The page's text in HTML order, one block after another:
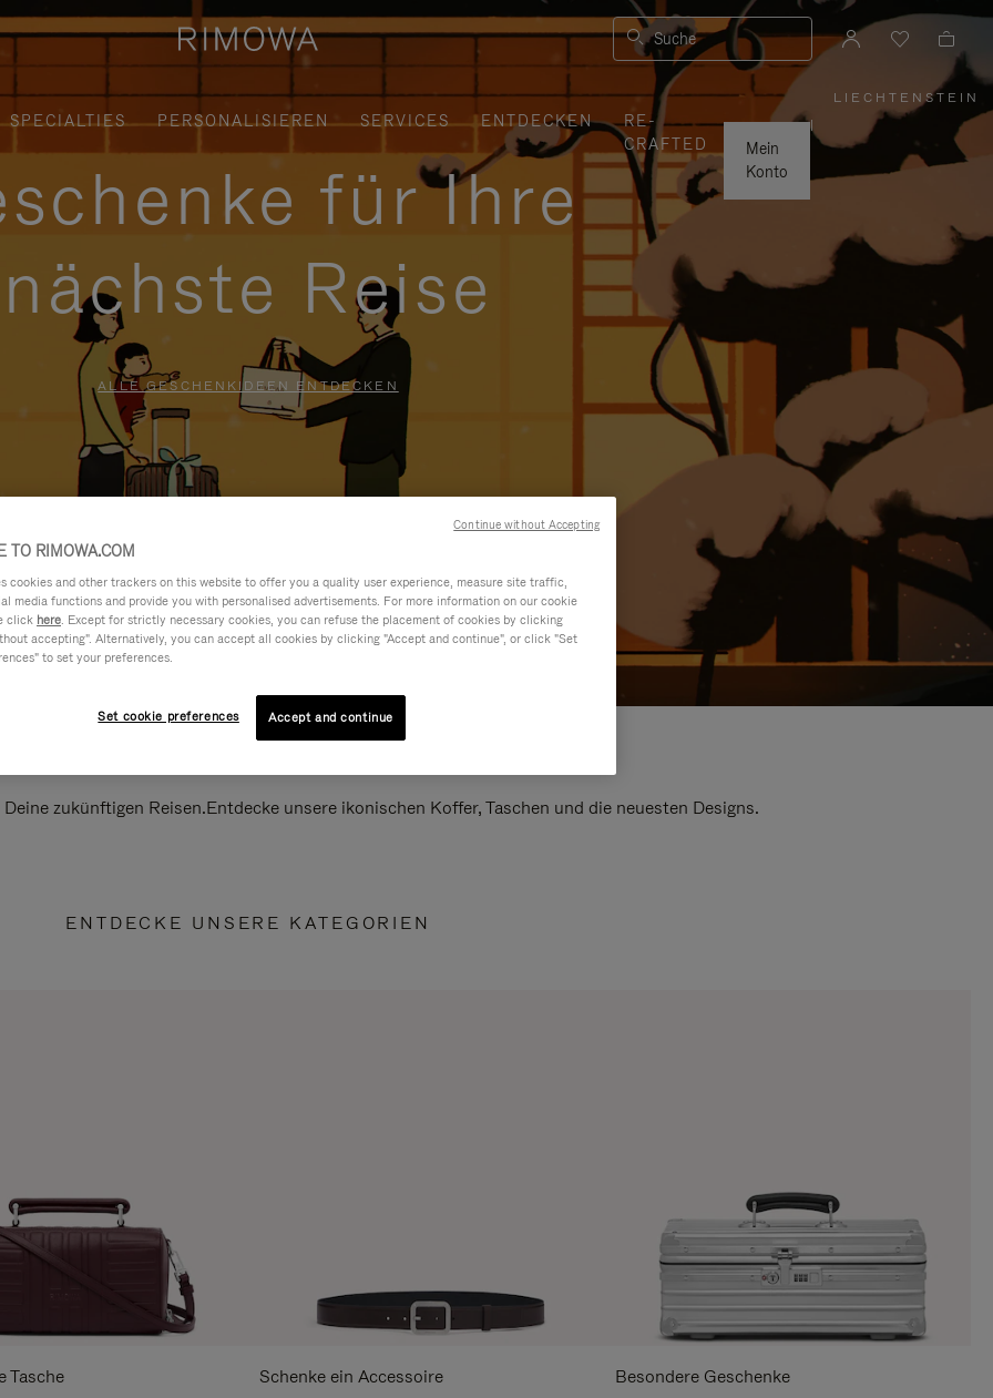
Suche
SPECIALTIES PERSONALISIEREN SERVICES ENTDECKEN
RE-
CRAFTED
Mein
Konto
LIECHTENSTEIN
,
WÄHLEN
IHRE
REGION
AUS
|
für Ihre
nächste Reise
ALLE GESCHENKIDEEN ENTDECKEN
zukünftigen Reisen.Entdecke unsere ikonischen Koffer, Taschen und die neuesten Designs.
ENTDECKE UNSERE KATEGORIEN
Tasche Schenke ein Accessoire Besondere Geschenke
TO RIMOWA.COM
cookies and other trackers on this website to offer you a quality user experience, measure site traffic,
media functions and provide you with personalised advertisements. For more information on our cookie
click here. Except for strictly necessary cookies, you can refuse the placement of cookies by clicking
accepting". Alternatively, you can accept all cookies by clicking "Accept and continue", or click "Set
to set your preferences.
Set cookie preferences Accept and continue
Continue without Accepting